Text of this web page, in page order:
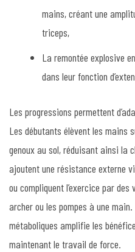
mains, créant une
triceps,
La remontée explosive
dans leur fonction
Les progressions permettent
Les débutants élèvent les mains
genoux au sol, réduisant ainsi la
ajoutent une résistance externe
ou compliquent l’exercice par
archer ou les pompes à une
métaboliques amplifie les
maintenant le travail de force.